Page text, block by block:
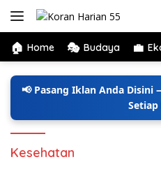
Langsung
🏠 Home 🎭 Budaya 💼
📢 Pasang Iklan Anda Disini
Kesehatan